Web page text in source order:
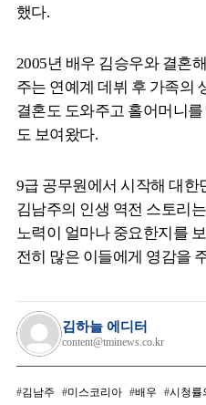
했다.
2005년 배우 김승우와 결혼
주는 연예계 데뷔 후 가족의
결혼도 도와주고 홀어머니
도 보여왔다.
9급 공무원에서 시작해 대한
김남주의 인생 역전 스토리
노력이 얼마나 중요한지를
전히 많은 이들에게 영감을
김하늘 에디터
content@tminews.co.kr
김남주 미스코리아 배우 시청률